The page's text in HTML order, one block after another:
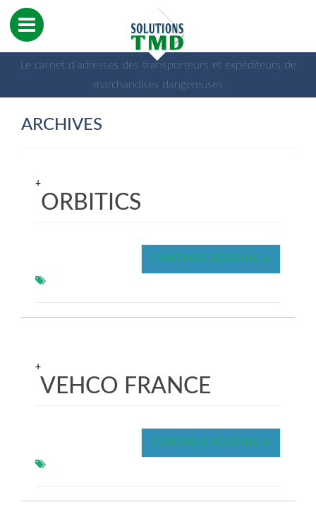
Le carnet d'adresses des transporteurs et expéditeurs de
marchandises dangereuses
ARCHIVES
+
ORBITICS
CONTINUE READING
+
VEHCO FRANCE
CONTINUE READING